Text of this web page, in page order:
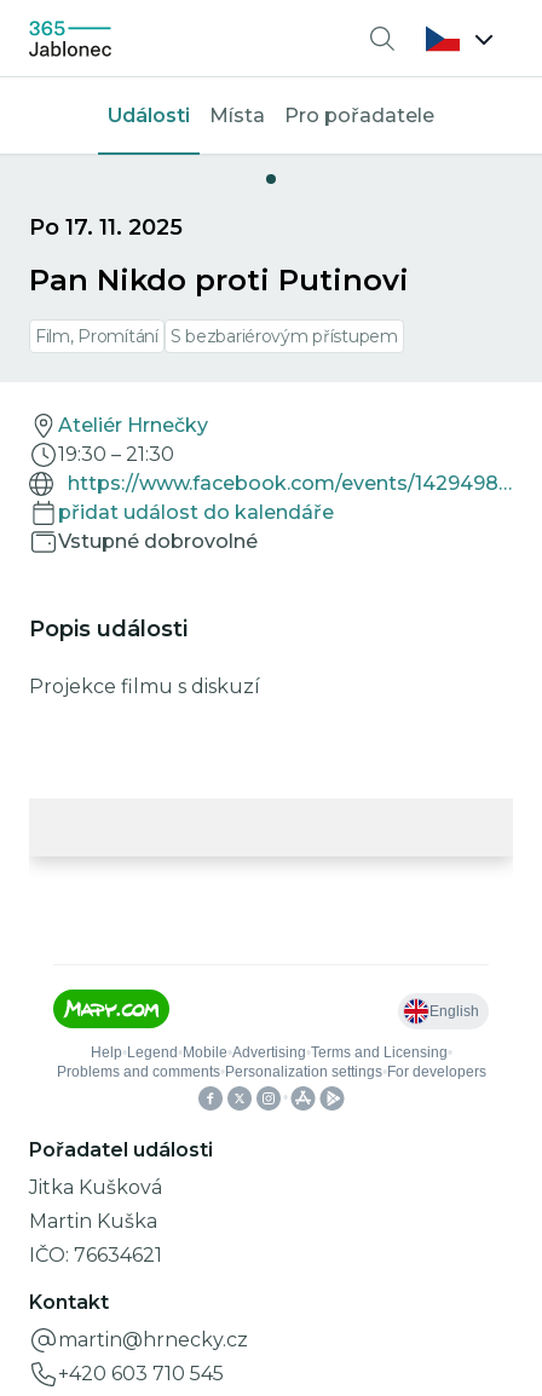
Vyhledávání
Události Místa Pro pořadatele
Po 17. 11. 2025
Pan Nikdo proti Putinovi
Film, Promítání S bezbariérovým přístupem
Ateliér Hrnečky
19:30 – 21:30
https://www.facebook.com/events/1429498421879109
přidat událost do kalendáře
Vstupné dobrovolné
Popis události
Projekce filmu s diskuzí
Pořadatel události
Jitka Kušková
Martin Kuška
IČO: 76634621
Kontakt
martin@hrnecky.cz
+420 603 710 545